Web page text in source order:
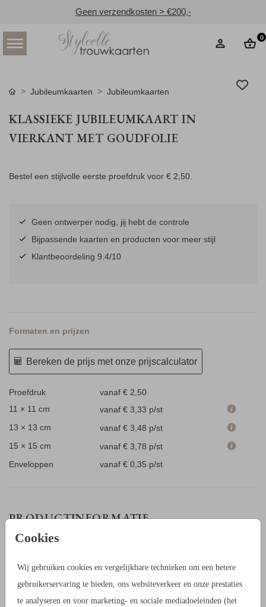
Geen verzendkosten > €200,-
0
Cookies
Wij gebruiken cookies en vergelijkbare technieken om een betere
gebruikerservaring te bieden, ons websiteverkeer en onze prestaties
te analyseren en voor marketing- en sociale mediadoeleinden (het
Jubileumkaarten Jubileumkaarten
KLASSIEKE JUBILEUMKAART IN
VIERKANT MET GOUDFOLIE
Bestel een stijlvolle eerste proefdruk voor € 2,50.
Geen ontwerper nodig, jij hebt de controle
Bijpassende kaarten en producten voor meer stijl
Klantbeoordeling 9.4/10
Formaten en prijzen
Bereken de prijs met onze prijscalculator
Proefdruk
vanaf € 2,50
11 × 11 cm
vanaf € 3,33 p/st
13 × 13 cm
vanaf € 3,48 p/st
15 × 15 cm
vanaf € 3,78 p/st
Enveloppen
vanaf € 0,35 p/st
PRODUCTINFORMATIE
Verstuur een jubileumkaart naar familie en vrienden om hen
kennis te laten nemen van jullie huwelijksjubileum. Dit is een
klassieke jubileumkaart in vierkante vorm met goudfolie. De